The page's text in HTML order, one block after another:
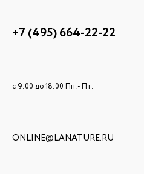
+7 (495) 664-22-22
c 9:00 до 18:00 Пн. - Пт.
ONLINE@LANATURE.RU